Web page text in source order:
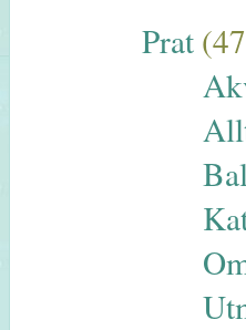
Prat